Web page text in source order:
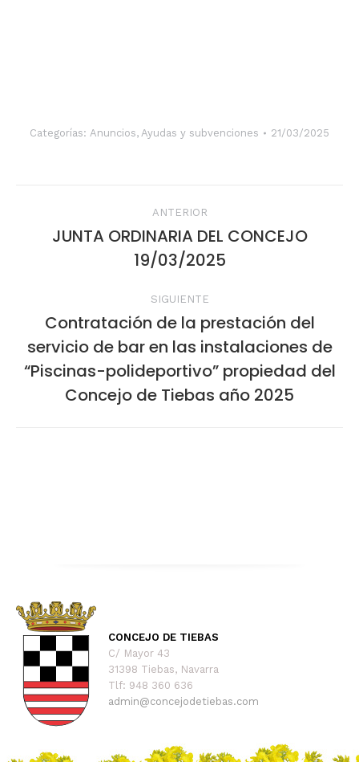
Categorías: Anuncios, Ayudas y subvenciones 21/03/2025
Navegación
entre
publicaciones
ANTERIOR
Publicación
anterior:
JUNTA ORDINARIA DEL CONCEJO
19/03/2025
SIGUIENTE
siguiente:
Contratación de la prestación del
servicio de bar en las instalaciones de
“Piscinas-polideportivo” propiedad del
Concejo de Tiebas año 2025
CONCEJO DE TIEBAS
C/ Mayor 43
31398 Tiebas, Navarra
Tlf: 948 360 636
admin@concejodetiebas.com